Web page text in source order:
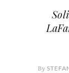
By